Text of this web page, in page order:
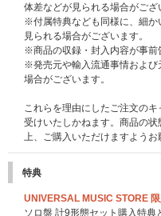
体差などが見られる場合がござ
※付属特典なども同様に、細か
見られる場合がございます。
※商品の収録・封入内容が事前
※発売元や輸入流通事情および
場合がございます。
これらを理由にしたご注文の
受けいたしかねます。商品の
上、ご購入いただけますようお
特典
UNIVERSAL MUSIC STORE
ソロ盤 計9形態セット購入特典